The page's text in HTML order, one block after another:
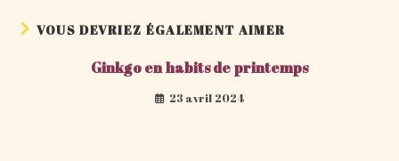
VOUS DEVRIEZ ÉGALEMENT AIMER
Ginkgo en habits de printemps
23 avril 2024